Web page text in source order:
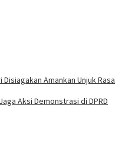
Disiagakan Amankan Unjuk Rasa
Aksi Demonstrasi di DPRD